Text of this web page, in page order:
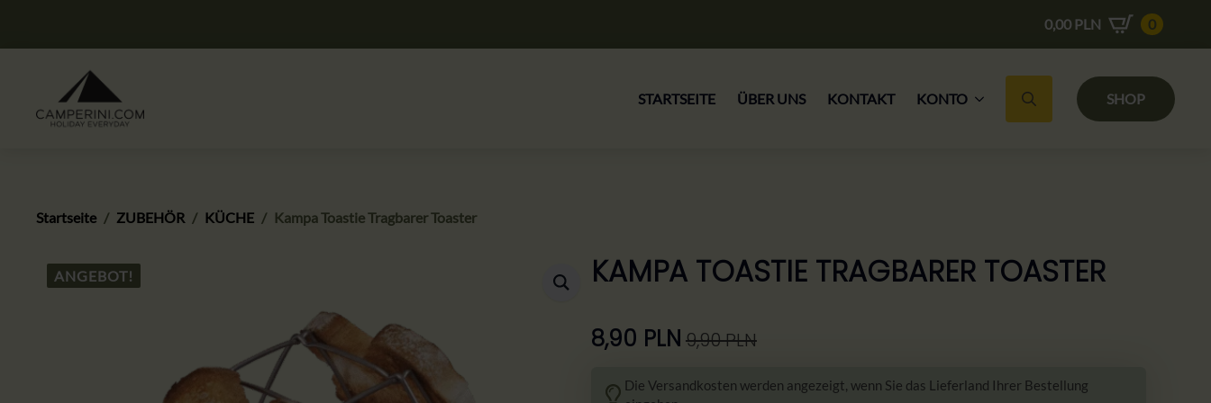
0,00 PLN 0
STARTSEITE ÜBER UNS KONTAKT
KONTO
Suche nach:
SHOP
Startseite ZUBEHÖR KÜCHE Kampa Toastie Tragbarer Toaster
ANGEBOT! KAMPA TOASTIE TRAGBARER TOASTER
9,90PLN
Ursprünglicher
Preis
8,90 PLN
Aktueller
PreisDie Versandkosten werden angezeigt, wenn Sie das Lieferland Ihrer Bestellung